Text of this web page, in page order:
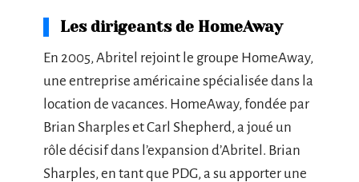
Les dirigeants de HomeAway
En 2005, Abritel rejoint le groupe HomeAway,
une entreprise américaine spécialisée dans la
location de vacances. HomeAway, fondée par
Brian Sharples et Carl Shepherd, a joué un
rôle décisif dans l’expansion d’Abritel. Brian
Sharples, en tant que PDG, a su apporter une